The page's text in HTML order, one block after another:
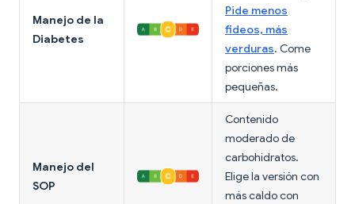
Manejo de la
Diabetes
Pide menos
fideos, más
verduras. Come
porciones más
pequeñas.
Manejo del
SOP
Contenido
moderado de
carbohidratos.
Elige la versión con
más caldo con